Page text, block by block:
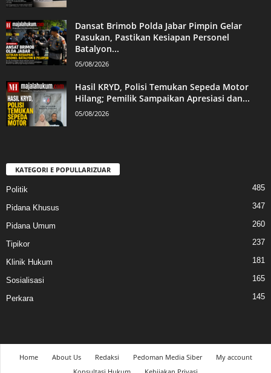
Dansat Brimob Polda Jabar Pimpin Gelar
Pasukan, Pastikan Kesiapan Personel
Batalyon...
05/08/2026
Hasil KRYD, Polisi Temukan Sepeda Motor
Hilang; Pemilik Sampaikan Apresiasi dan...
05/08/2026
KATEGORI E POPULLARIZUAR
Politik 485
Pidana Khusus 347
Pidana Umum 260
Tipikor 237
Klinik Hukum 181
Sosialisasi 165
Perkara 145
Home About Us Redaksi Pedoman Media Siber
My account